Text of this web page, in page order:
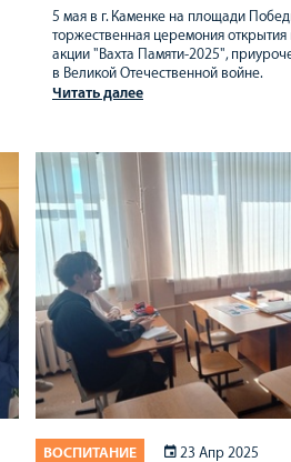
5 мая в г. Каменке на площади
торжественная церемония
акции "Вахта Памяти-2025",
в Великой Отечественной войне.
Читать далее
ВОСПИТАНИЕ 23 Апр 2025